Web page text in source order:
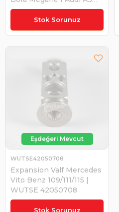
Stok Sorunuz
96-03 6N0820679A |
WUTSE 42050616
Stok Sorunuz
Expansion Valf Mercedes
Vito Benz 109/111/115 |
WUTSE 42050708
WUTSE42050708
₺1.315,94